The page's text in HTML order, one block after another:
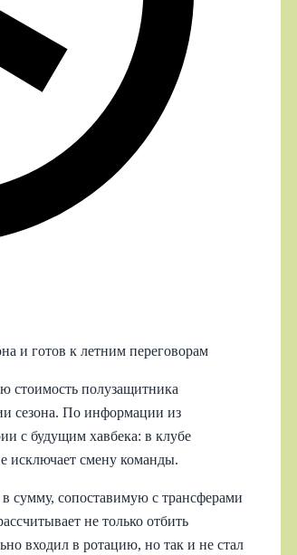
и готов к летним переговорам
стоимость полузащитника
сезона. По информации из
с будущим хавбека: в клубе
исключает смену команды.
сумму, сопоставимую с трансферами
не только отбить
входил в ротацию, но так и не стал